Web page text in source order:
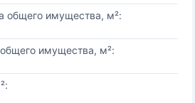
общего имущества, м²:
имущества, м²: